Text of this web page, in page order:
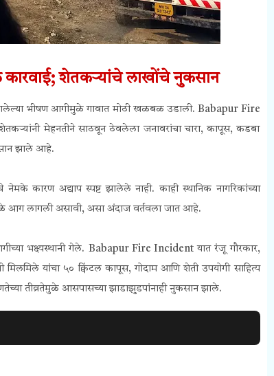
शेतकऱ्यांचे लाखोंचे नुकसान
भीषण आगीमुळे गावात मोठी खळबळ उडाली. Babapur Fire
मेहनतीने साठवून ठेवलेला जनावरांचा चारा, कापूस, कडबा
झाले आहे.
कारण अद्याप स्पष्ट झालेले नाही. काही स्थानिक नागरिकांच्या
आग लागली असावी, असा अंदाज वर्तवला जात आहे.
भक्ष्यस्थानी गेले. Babapur Fire Incident यात रंजू गौरकार,
मिलमिले यांचा ५० क्विंटल कापूस, गोदाम आणि शेती उपयोगी साहित्य
तीव्रतेमुळे आसपासच्या झाडाझुडपांनाही नुकसान झाले.